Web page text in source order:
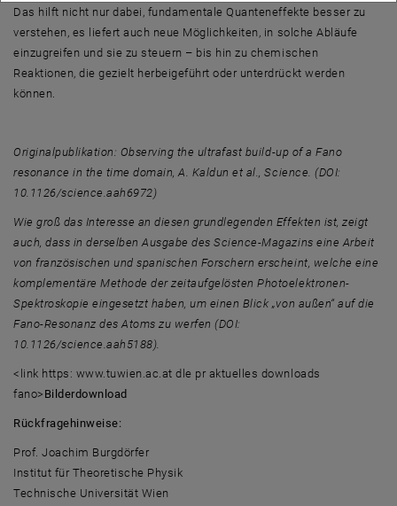
Das hilft nicht nur dabei, fundamentale Quanteneffekte besser zu
verstehen, es liefert auch neue Möglichkeiten, in solche Abläufe
einzugreifen und sie zu steuern – bis hin zu chemischen
Reaktionen, die gezielt herbeigeführt oder unterdrückt werden
können.
Originalpublikation: Observing the ultrafast build-up of a Fano
resonance in the time domain, A. Kaldun et al., Science. (DOI:
10.1126/science.aah6972)
Wie groß das Interesse an diesen grundlegenden Effekten ist, zeigt
auch, dass in derselben Ausgabe des Science-Magazins eine Arbeit
von französischen und spanischen Forschern erscheint, welche eine
komplementäre Methode der zeitaufgelösten Photoelektronen-
Spektroskopie eingesetzt haben, um einen Blick „von außen“ auf die
Fano-Resonanz des Atoms zu werfen (DOI:
10.1126/science.aah5188).
<link https: www.tuwien.ac.at dle pr aktuelles downloads
fano> Bilderdownload
Rückfragehinweise:
Prof. Joachim Burgdörfer
Institut für Theoretische Physik
Technische Universität Wien